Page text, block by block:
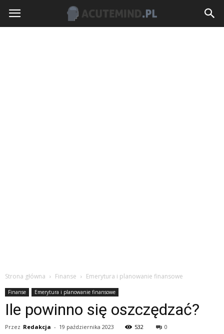
Strona główna Finanse Emerytura i planowanie finansowe
Finanse Emerytura i planowanie finansowe
Ile powinno się oszczędzać?
Przez Redakcja - 19 października 2023 532 0